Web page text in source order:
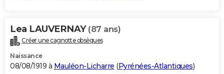
Lea LAUVERNAY (87 ans)
Créer une cagnotte obsèques
Naissance
08/08/1919 à Mauléon-Licharre (Pyrénées-Atlantiques)